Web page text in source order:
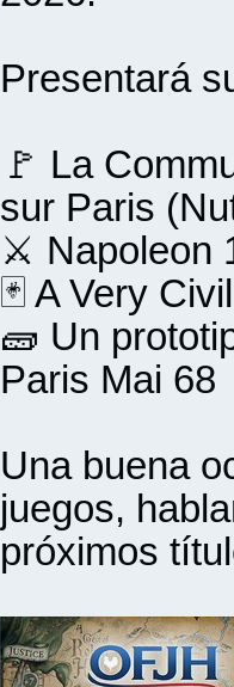
Presentará
🚩 La
sur Paris
⚔️ Napoleon
🃏 A Very
🧱 Un
Paris Mai 68
Una buena
juegos,
próximos